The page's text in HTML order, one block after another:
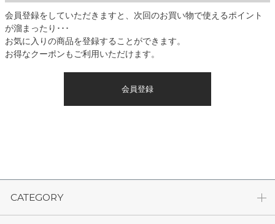
会員登録をしていただきますと、次回のお買い物で使えるポイント
が溜まったり･･･
お気に入りの商品を登録することができます。
お得なクーポンもご利用いただけます。
会員登録
CATEGORY